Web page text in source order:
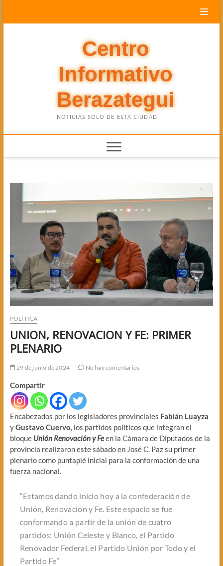
Centro
Informativo
Berazategui
NOTICIAS SOLO DE ESTA CIUDAD
POLÍTICA
UNION, RENOVACION Y FE: PRIMER
PLENARIO
29 de junio de 2024 No hay comentarios
Compartir
Encabezados por los legisladores provinciales Fabián Luayza
yGustavo Cuervo, los partidos políticos que integran el
bloque Unión Renovación y Feen la Cámara de Diputados de la
provincia realizaron este sábado en José C. Paz su primer
plenario como puntapié inicial para la conformación de una
fuerza nacional.
“Estamos dando inicio hoy a la confederación de
Unión, Renovación y Fe. Este espacio se fue
conformando a partir de la unión de cuatro
partidos: Unión Celeste y Blanco, el Partido
Renovador Federal, el Partido Unión por Todo y el
Partido Fe”